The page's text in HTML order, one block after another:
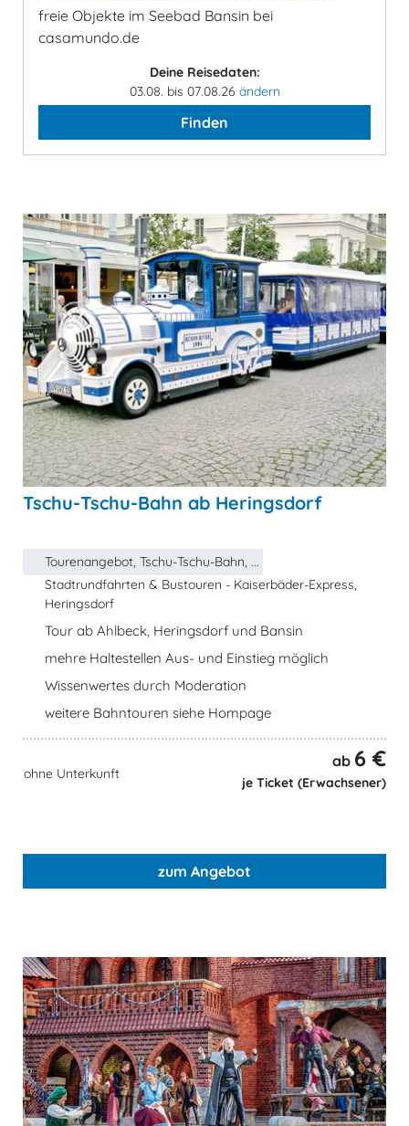
freie Objekte im Seebad Bansin bei
casamundo.de
Deine Reisedaten:
03.08. bis 07.08.26 ändern
Finden
Tschu-Tschu-Bahn ab Heringsdorf
Tourenangebot, Tschu-Tschu-Bahn, ...
Stadtrundfahrten & Bustouren - Kaiserbäder-Express,
Heringsdorf
Tour ab Ahlbeck, Heringsdorf und Bansin
mehre Haltestellen Aus- und Einstieg möglich
Wissenwertes durch Moderation
weitere Bahntouren siehe Hompage
ohne Unterkunft
ab 6 €
je Ticket (Erwachsener)
zum Angebot